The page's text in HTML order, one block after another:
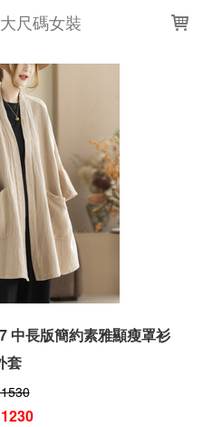
尺碼女裝
中長版簡約素雅顯瘦罩衫
套